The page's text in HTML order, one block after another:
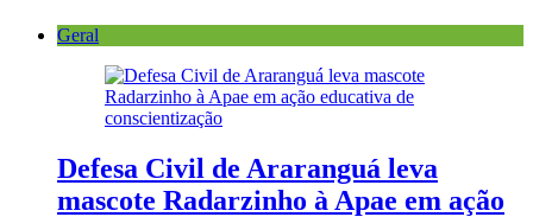
Geral
Defesa Civil de Araranguá leva
mascote Radarzinho à Apae em ação